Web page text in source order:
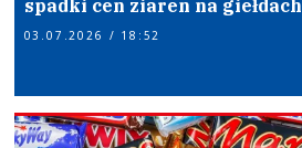
spadki cen ziaren na giełdach
03.07.2026 / 18:52